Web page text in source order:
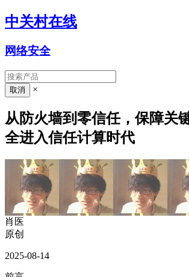
中关村在线
网络安全
×
从防火墙到零信任，保障关
全进入信任计算时代
肖医
原创
2025-08-14